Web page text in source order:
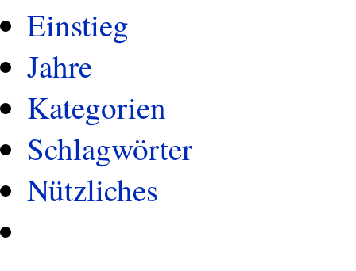
Einstieg
Jahre
Kategorien
Schlagwörter
Nützliches